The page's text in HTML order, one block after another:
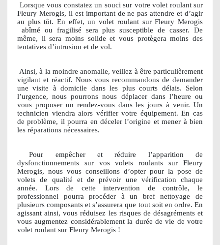
Lorsque vous constatez un souci sur votre volet roulant sur
Fleury Merogis, il est important de ne pas attendre et d’agir
au plus tôt. En effet, un volet roulant sur Fleury Merogis
abîmé ou fragilisé sera plus susceptible de casser. De
même, il sera moins solide et vous protègera moins des
tentatives d’intrusion et de vol.
Ainsi, à la moindre anomalie, veillez à être particulièrement
vigilant et réactif. Nous vous recommandons de demander
une visite à domicile dans les plus courts délais. Selon
l’urgence, nous pourrons nous déplacer dans l’heure ou
vous proposer un rendez-vous dans les jours à venir. Un
technicien viendra alors vérifier votre équipement. En cas
de problème, il pourra en déceler l’origine et mener à bien
les réparations nécessaires.
Pour empêcher et réduire l’apparition de
dysfonctionnements sur vos volets roulants sur Fleury
Merogis, nous vous conseillons d’opter pour la pose de
volets de qualité et de prévoir une vérification chaque
année. Lors de cette intervention de contrôle, le
professionnel pourra procéder à un bref nettoyage de
plusieurs composants et s’assurera que tout soit en ordre. En
agissant ainsi, vous réduisez les risques de désagréments et
vous augmentez considérablement la durée de vie de votre
volet roulant sur Fleury Merogis !